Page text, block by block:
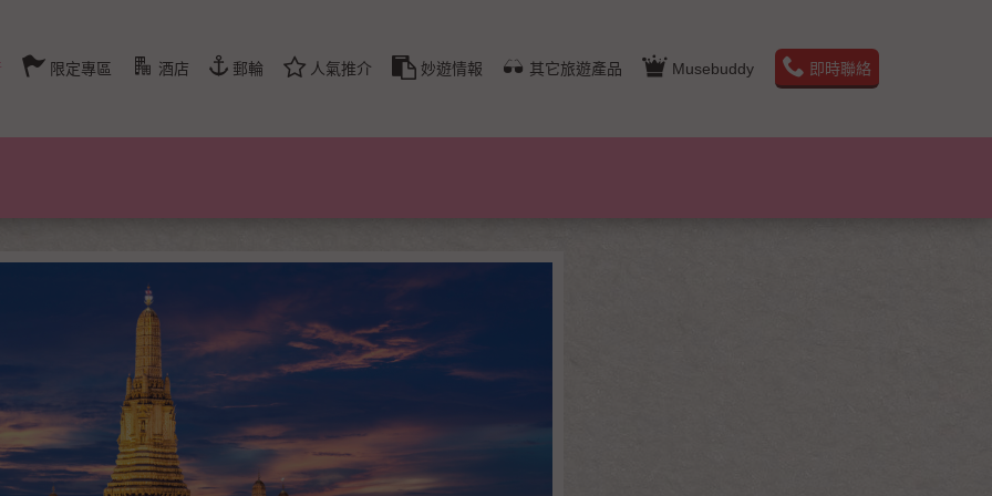
限定專區 酒店 郵輪 人氣推介 妙遊情報 其它旅遊產品 Musebuddy 即時聯絡